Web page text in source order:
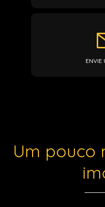
ENVIE
Um pouco